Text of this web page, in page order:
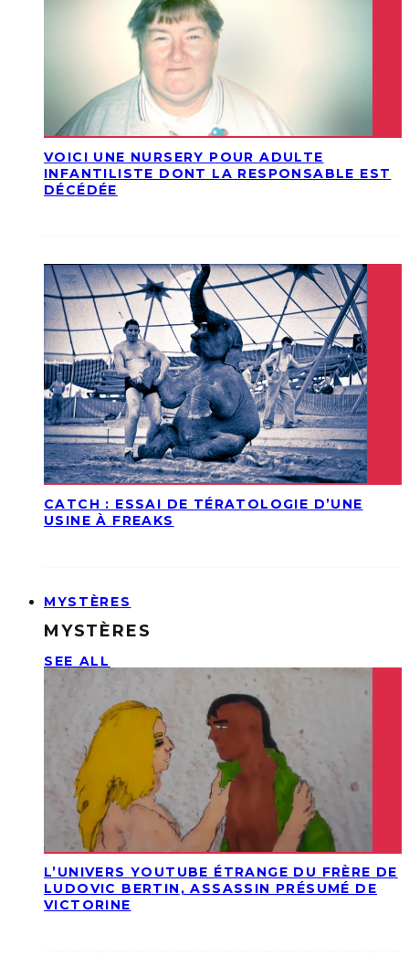
VOICI UNE NURSERY POUR ADULTE
INFANTILISTE DONT LA RESPONSABLE EST
DÉCÉDÉE
CATCH : ESSAI DE TÉRATOLOGIE D’UNE
USINE À FREAKS
MYSTÈRES
MYSTÈRES
SEE ALL
L’UNIVERS YOUTUBE ÉTRANGE DU FRÈRE DE
LUDOVIC BERTIN, ASSASSIN PRÉSUMÉ DE
VICTORINE